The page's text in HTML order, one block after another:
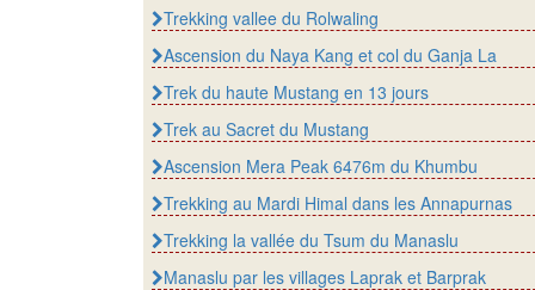
Trekking vallee du Rolwaling
Ascension du Naya Kang et col du Ganja La
Trek du haute Mustang en 13 jours
Trek au Sacret du Mustang
Ascension Mera Peak 6476m du Khumbu
Trekking au Mardi Himal dans les Annapurnas
Trekking la vallée du Tsum du Manaslu
Manaslu par les villages Laprak et Barprak